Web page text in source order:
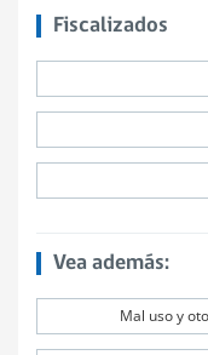
Fiscalizados
Vea además:
Mal uso y